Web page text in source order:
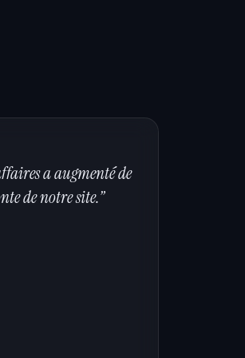
a augmenté de
de notre site.”